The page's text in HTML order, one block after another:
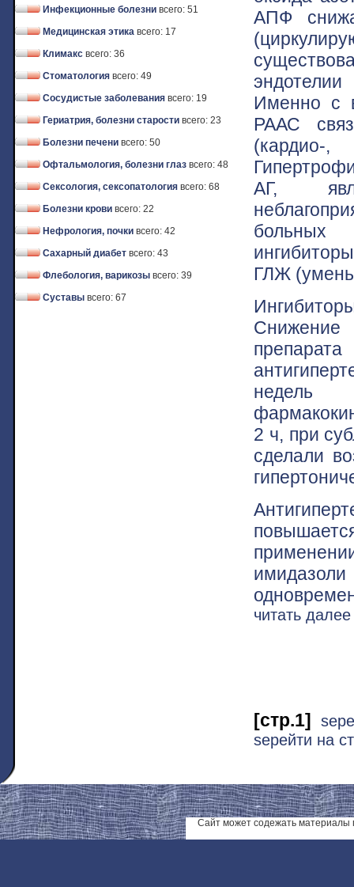
Инфекционные болезни всего: 51
Медицинская этика всего: 17
Климакс всего: 36
Стоматология всего: 49
Сосудистые заболевания всего: 19
Гериатрия, болезни старости всего: 23
Болезни печени всего: 50
Офтальмология, болезни глаз всего: 48
Сексология, сексопатология всего: 68
Болезни крови всего: 22
Нефрология, почки всего: 42
Сахарный диабет всего: 43
Флебология, варикозы всего: 39
Суставы всего: 67
АПФ
Именно с
РААС
(кардио-,
АГ,
больных
ГЛЖ
недель
2 ч, при
сделали
читать
[стр.1]
ѕерейти на
Сайт может содежать материалы